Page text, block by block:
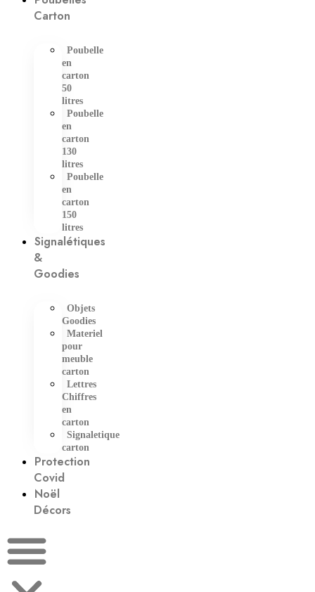
Carton
Poubelle
en
carton
50
litres
Poubelle
en
carton
130
litres
Poubelle
en
carton
150
litres
Signalétiques
&
Goodies
Objets
Goodies
Materiel
pour
meuble
carton
Lettres
Chiffres
en
carton
Signaletique
carton
Protection
Covid
Noël
Décors